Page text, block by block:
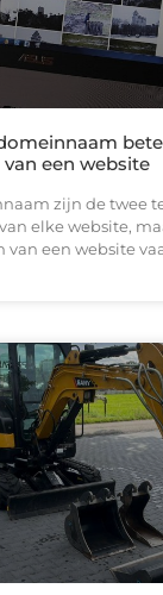
een website
zijn de twee
elke website,
een website